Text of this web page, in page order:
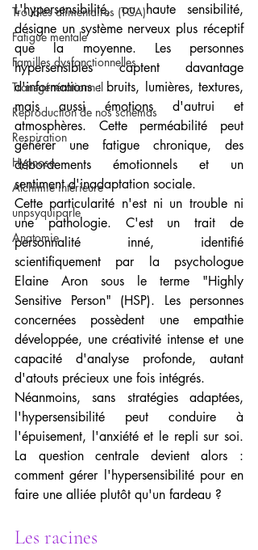
Troubles alimentaires (TCA)
Fatigue mentale
Familles dysfonctionnelles
Transgénérationnel
Reproduction de nos schémas
Respiration
Hypnose
Alchimie intérieure
unpsyquiparle
Anatomie
L'hypersensibilité, ou haute sensibilité,
désigne un système nerveux plus réceptif
que la moyenne. Les personnes
hypersensibles captent davantage
d'informations : bruits, lumières, textures,
mais aussi émotions d'autrui et
atmosphères. Cette perméabilité peut
générer une fatigue chronique, des
débordements émotionnels et un
sentiment d'inadaptation sociale.
Cette particularité n'est ni un trouble ni
une pathologie. C'est un trait de
personnalité inné, identifié
scientifiquement par la psychologue
Elaine Aron sous le terme "Highly
Sensitive Person" (HSP). Les personnes
concernées possèdent une empathie
développée, une créativité intense et une
capacité d'analyse profonde, autant
d'atouts précieux une fois intégrés.
Néanmoins, sans stratégies adaptées,
l'hypersensibilité peut conduire à
l'épuisement, l'anxiété et le repli sur soi.
La question centrale devient alors :
comment gérer l'hypersensibilité pour en
faire une alliée plutôt qu'un fardeau ?
Les racines